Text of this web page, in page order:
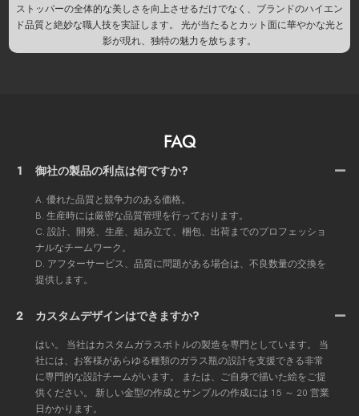
ストッパーの全体的な美しさを向上させるだけでなく、ブランドのハイエン
ド品質と絶妙な職人技を実証します。 光が当たるとカット面に華やかな光と
影が現れ、独特の魅力を放ちます。
FAQ
1 御社の製品の利点は何ですか?
A. 優れた品質と競争力のある価格。
B. 生産時には厳密な品質管理を行っております。
C. 設計、開発、生産、組み立て、梱包、出荷までのプロフェッショ
ナルなチームワーク。
D. アフターサービス、品質に問題がある場合は、不良数量の交換を
提供します。
2 カスタムデザインはできますか?
はい。 当社はカスタムガラスボトルの製造を専門としています。 当
社には、お客様があらゆる種類のガラス瓶の設計を支援できる非常
に専門的な設計チームがいます。 または、ご自身で描いた絵をご提
供ください。 新しい金型の作成とサンプルの作成には 15 ～ 20 営業
日かかります。